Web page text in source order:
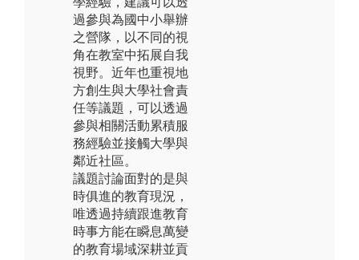
過參與為國中小舉辦
之營隊，以不同的視
角在教室中拓展自我
視野。近年也重視地
方創生與大學社會責
任等議題，可以透過
參與相關活動累積服
務經驗並接觸大學與
鄰近社區。
議題討論面對的是與
時俱進的教育現況，
唯透過持續跟進教育
時事方能在瞬息萬變
的教育場域深耕並貢